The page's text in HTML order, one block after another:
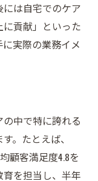
は自宅でのケア
貢献」といった
実際の業務イメ
中で特に誇れる
。たとえば、
顧客満足度4.8を
を担当し、半年